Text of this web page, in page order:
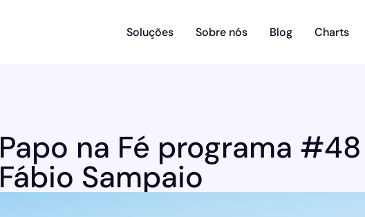
Soluções Sobre nós Blog Charts
Papo na Fé programa
Fábio Sampaio